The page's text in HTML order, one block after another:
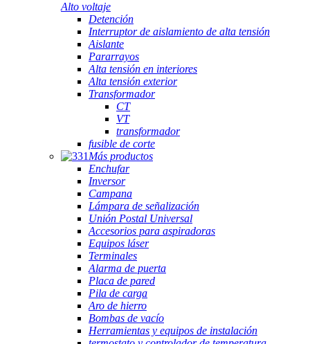
Alto voltaje
Detención
Interruptor de aislamiento de alta tensión
Aislante
Pararrayos
Alta tensión en interiores
Alta tensión exterior
Transformador
CT
VT
transformador
fusible de corte
Más productos
Enchufar
Inversor
Campana
Lámpara de señalización
Unión Postal Universal
Accesorios para aspiradoras
Equipos láser
Terminales
Alarma de puerta
Placa de pared
Pila de carga
Aro de hierro
Bombas de vacío
Herramientas y equipos de instalación